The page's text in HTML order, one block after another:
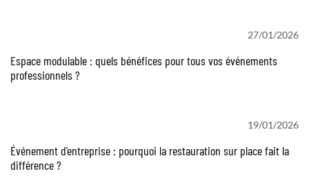
27/01/2026
Espace modulable : quels bénéfices pour tous vos événements
professionnels ?
19/01/2026
Événement d’entreprise : pourquoi la restauration sur place fait la
différence ?